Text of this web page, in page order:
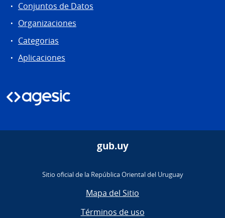
Conjuntos de Datos
Organizaciones
Categorias
Aplicaciones
gub.uy
Sitio oficial de la República Oriental del Uruguay
Mapa del Sitio
Términos de uso